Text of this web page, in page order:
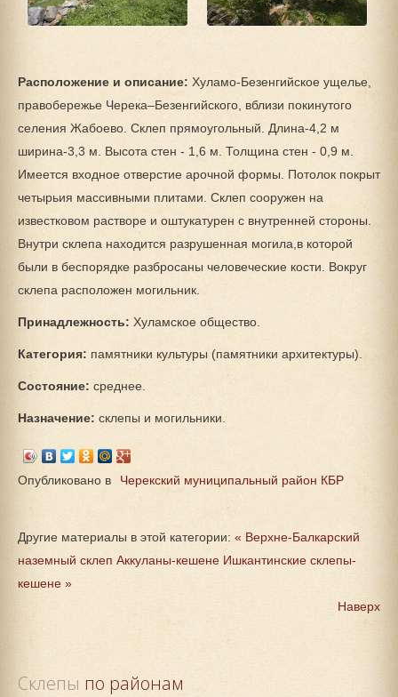
Расположение и описание: Хуламо-Безенгийское ущелье,
правобережье Черека–Безенгийского, вблизи покинутого
селения Жабоево. Склеп прямоугольный. Длина-4,2 м
ширина-3,3 м. Высота стен - 1,6 м. Толщина стен - 0,9 м.
Имеется входное отверстие арочной формы. Потолок покрыт
четырьия массивными плитами. Склеп сооружен на
известковом растворе и оштукатурен с внутренней стороны.
Внутри склепа находится разрушенная могила,в которой
были в беспорядке разбросаны человеческие кости. Вокруг
склепа расположен могильник.
Принадлежность: Хуламское общество.
Категория: памятники культуры (памятники архитектуры).
Состояние: среднее.
Назначение: склепы и могильники.
Опубликовано в Черекский муниципальный район КБР
Другие материалы в этой категории: « Верхне-Балкарский
наземный склеп Аккуланы-кешене Ишкантинские склепы-
кешене »
Наверх
Склепы по районам